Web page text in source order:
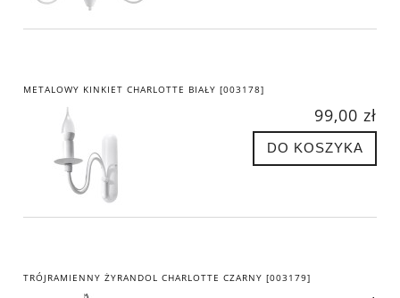
METALOWY KINKIET CHARLOTTE BIAŁY [003178]
99,00 zł
DO KOSZYKA
TRÓJRAMIENNY ŻYRANDOL CHARLOTTE CZARNY [003179]